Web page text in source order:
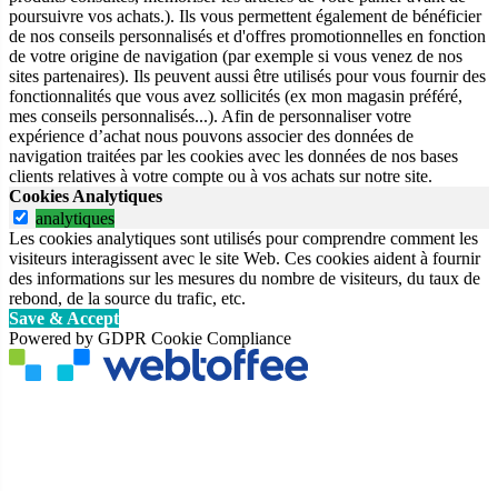
poursuivre vos achats.). Ils vous permettent également de bénéficier
de nos conseils personnalisés et d'offres promotionnelles en fonction
de votre origine de navigation (par exemple si vous venez de nos
sites partenaires). Ils peuvent aussi être utilisés pour vous fournir des
fonctionnalités que vous avez sollicités (ex mon magasin préféré,
mes conseils personnalisés...). Afin de personnaliser votre
expérience d’achat nous pouvons associer des données de
navigation traitées par les cookies avec les données de nos bases
clients relatives à votre compte ou à vos achats sur notre site.
Cookies Analytiques
analytiques
Les cookies analytiques sont utilisés pour comprendre comment les
visiteurs interagissent avec le site Web. Ces cookies aident à fournir
des informations sur les mesures du nombre de visiteurs, du taux de
rebond, de la source du trafic, etc.
Save & Accept
Powered by GDPR Cookie Compliance